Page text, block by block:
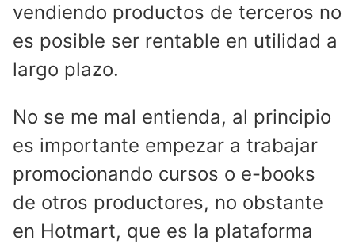
vendiendo productos de terceros no
es posible ser rentable en utilidad a
largo plazo.
No se me mal entienda, al principio
es importante empezar a trabajar
promocionando cursos o e-books
de otros productores, no obstante
en Hotmart, que es la plataforma